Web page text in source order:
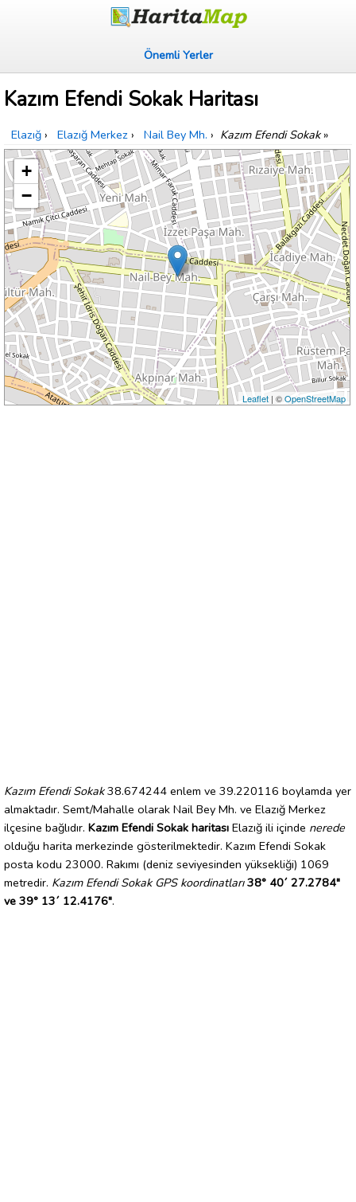
Önemli Yerler
Kazım Efendi Sokak Haritası
Elazığ › Elazığ Merkez › Nail Bey Mh. › Kazım Efendi Sokak»
+
−
Leaflet| ©OpenStreetMap
Kazım Efendi Sokak38.674244 enlem ve 39.220116 boylamda yer
almaktadır. Semt/Mahalle olarak Nail Bey Mh. ve Elazığ Merkez
ilçesine bağlıdır. Kazım Efendi Sokak haritası Elazığ ili içinde nerede
olduğu harita merkezinde gösterilmektedir. Kazım Efendi Sokak
posta kodu 23000. Rakımı (deniz seviyesinden yüksekliği) 1069
metredir. Kazım Efendi Sokak GPS koordinatları 38° 40´ 27.2784"
ve 39° 13´ 12.4176".